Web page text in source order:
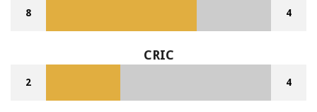
8 4
CRIC
2 4